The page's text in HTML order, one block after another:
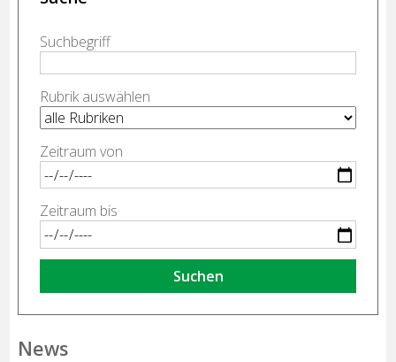
Suchbegriff
Rubrik auswählen
Zeitraum von
Zeitraum bis
Suchen
News